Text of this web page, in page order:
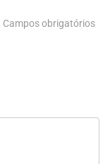
Campos obrigatórios